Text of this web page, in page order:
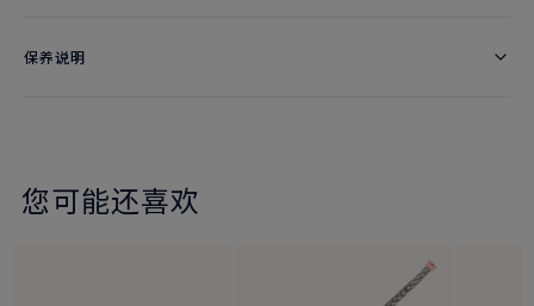
保养说明
您可能还喜欢